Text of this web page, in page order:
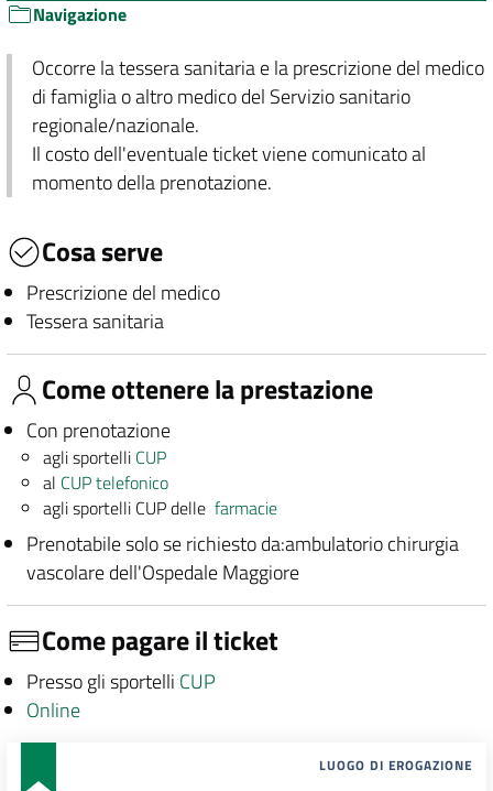
Navigazione
Occorre la tessera sanitaria e la prescrizione del medico
di famiglia o altro medico del Servizio sanitario
regionale/nazionale.
Il costo dell'eventuale ticket viene comunicato al
momento della prenotazione.
Cosa serve
Prescrizione del medico
Tessera sanitaria
Come ottenere la prestazione
Con prenotazione
agli sportelli CUP
al CUP telefonico
agli sportelli CUP dellefarmacie
Prenotabile solo se richiesto da:ambulatorio chirurgia
vascolare dell'Ospedale Maggiore
Come pagare il ticket
Presso gli sportelli CUP
Online
LUOGO DI EROGAZIONE